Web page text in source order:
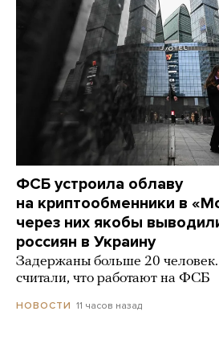
ФСБ устроила облаву
на криптообменники в
через них якобы
россиян в Украину
Задержаны больше 20
считали, что работают на ФСБ
НОВОСТИ 11 часов назад